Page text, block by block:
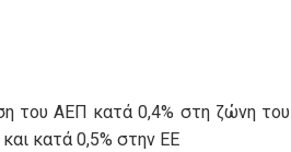
του ΑΕΠ κατά 0,4% στη ζώνη του
κατά 0,5% στην ΕΕ